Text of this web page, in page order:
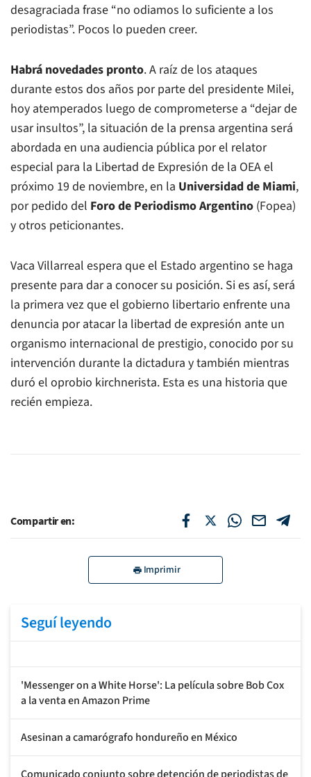
desagraciada frase “no odiamos lo suficiente a los
periodistas”. Pocos lo pueden creer.
Habrá novedades pronto. A raíz de los ataques
durante estos dos años por parte del presidente Milei,
hoy atemperados luego de comprometerse a “dejar de
usar insultos”, la situación de la prensa argentina será
abordada en una audiencia pública por el relator
especial para la Libertad de Expresión de la OEA el
próximo 19 de noviembre, en la Universidad de Miami,
por pedido del Foro de Periodismo Argentino (Fopea)
y otros peticionantes.
Vaca Villarreal espera que el Estado argentino se haga
presente para dar a conocer su posición. Si es así, será
la primera vez que el gobierno libertario enfrente una
denuncia por atacar la libertad de expresión ante un
organismo internacional de prestigio, conocido por su
intervención durante la dictadura y también mientras
duró el oprobio kirchnerista. Esta es una historia que
recién empieza.
Compartir en:
Imprimir
Seguí leyendo
'Messenger on a White Horse': La película sobre Bob Cox
a la venta en Amazon Prime
Asesinan a camarógrafo hondureño en México